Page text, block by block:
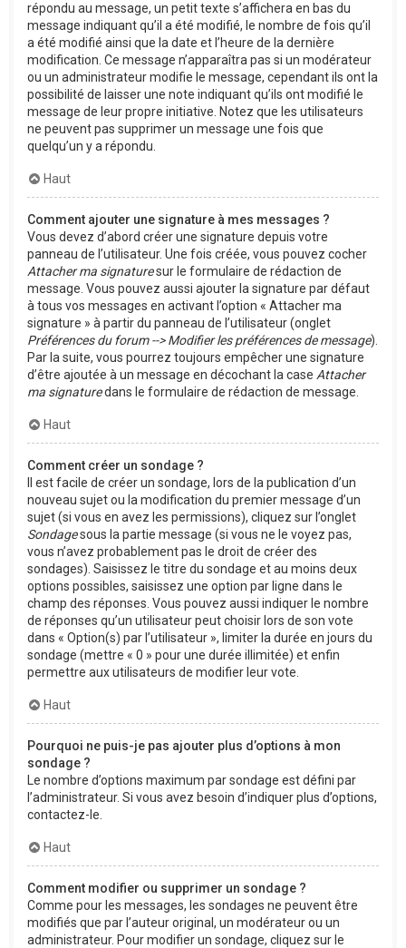
répondu au message, un petit texte s’affichera en bas du
message indiquant qu’il a été modifié, le nombre de fois qu’il
a été modifié ainsi que la date et l’heure de la dernière
modification. Ce message n’apparaîtra pas si un modérateur
ou un administrateur modifie le message, cependant ils ont la
possibilité de laisser une note indiquant qu’ils ont modifié le
message de leur propre initiative. Notez que les utilisateurs
ne peuvent pas supprimer un message une fois que
quelqu’un y a répondu.
Haut
Comment ajouter une signature à mes messages ?
Vous devez d’abord créer une signature depuis votre
panneau de l’utilisateur. Une fois créée, vous pouvez cocher
Attacher ma signaturesur le formulaire de rédaction de
message. Vous pouvez aussi ajouter la signature par défaut
à tous vos messages en activant l’option « Attacher ma
signature » à partir du panneau de l’utilisateur (onglet
Préférences du forum --> Modifier les préférences de message).
Par la suite, vous pourrez toujours empêcher une signature
d’être ajoutée à un message en décochant la case Attacher
ma signaturedans le formulaire de rédaction de message.
Haut
Comment créer un sondage ?
Il est facile de créer un sondage, lors de la publication d’un
nouveau sujet ou la modification du premier message d’un
sujet (si vous en avez les permissions), cliquez sur l’onglet
Sondagesous la partie message (si vous ne le voyez pas,
vous n’avez probablement pas le droit de créer des
sondages). Saisissez le titre du sondage et au moins deux
options possibles, saisissez une option par ligne dans le
champ des réponses. Vous pouvez aussi indiquer le nombre
de réponses qu’un utilisateur peut choisir lors de son vote
dans « Option(s) par l’utilisateur », limiter la durée en jours du
sondage (mettre « 0 » pour une durée illimitée) et enfin
permettre aux utilisateurs de modifier leur vote.
Haut
Pourquoi ne puis-je pas ajouter plus d’options à mon
sondage ?
Le nombre d’options maximum par sondage est défini par
l’administrateur. Si vous avez besoin d’indiquer plus d’options,
contactez-le.
Haut
Comment modifier ou supprimer un sondage ?
Comme pour les messages, les sondages ne peuvent être
modifiés que par l’auteur original, un modérateur ou un
administrateur. Pour modifier un sondage, cliquez sur le